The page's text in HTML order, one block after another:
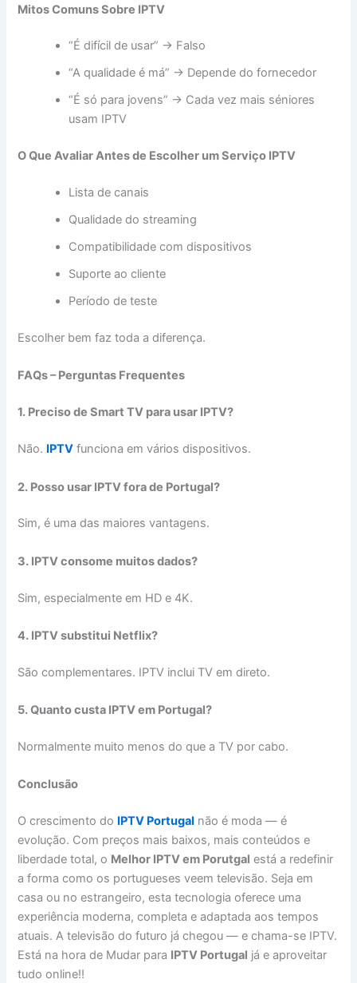
Mitos Comuns Sobre IPTV
“É difícil de usar” → Falso
“A qualidade é má” → Depende do fornecedor
“É só para jovens” → Cada vez mais séniores
usam IPTV
O Que Avaliar Antes de Escolher um Serviço IPTV
Lista de canais
Qualidade do streaming
Compatibilidade com dispositivos
Suporte ao cliente
Período de teste
Escolher bem faz toda a diferença.
FAQs – Perguntas Frequentes
1. Preciso de Smart TV para usar IPTV?
Não. IPTV funciona em vários dispositivos.
2. Posso usar IPTV fora de Portugal?
Sim, é uma das maiores vantagens.
3. IPTV consome muitos dados?
Sim, especialmente em HD e 4K.
4. IPTV substitui Netflix?
São complementares. IPTV inclui TV em direto.
5. Quanto custa IPTV em Portugal?
Normalmente muito menos do que a TV por cabo.
Conclusão
O crescimento do IPTV Portugal não é moda — é
evolução. Com preços mais baixos, mais conteúdos e
liberdade total, o Melhor IPTV em Porutgal está a redefinir
a forma como os portugueses veem televisão. Seja em
casa ou no estrangeiro, esta tecnologia oferece uma
experiência moderna, completa e adaptada aos tempos
atuais. A televisão do futuro já chegou — e chama-se IPTV.
Está na hora de Mudar para IPTV Portugal já e aproveitar
tudo online!!